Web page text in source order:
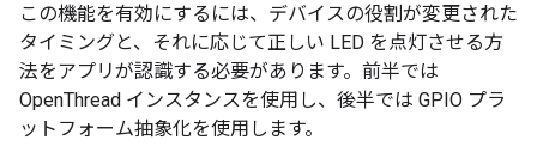
この機能を有効にするには、デバイスの役割が変更された
タイミングと、それに応じて正しい LED を点灯させる方
法をアプリが認識する必要があります。前半では
OpenThread インスタンスを使用し、後半では GPIO プラ
ットフォーム抽象化を使用します。